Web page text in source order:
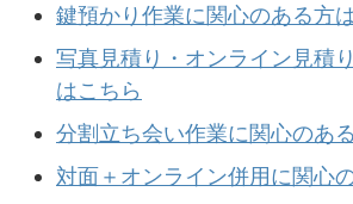
鍵預かり作業に関心のある方
写真見積り・オンライン見積
はこちら
分割立ち会い作業に関心のあ
対面＋オンライン併用に関心